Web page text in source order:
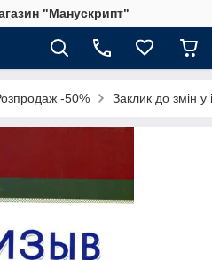
"Манускрипт"
-50% Заклик до змін